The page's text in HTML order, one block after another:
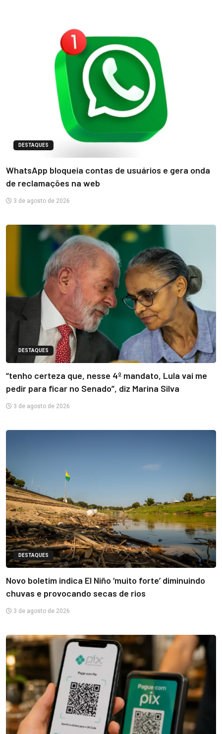
DESTAQUES
WhatsApp bloqueia contas de usuários e gera onda
de reclamações na web
3 de agosto de 2026
DESTAQUES
“tenho certeza que, nesse 4º mandato, Lula vai me
pedir para ficar no Senado”, diz Marina Silva
3 de agosto de 2026
DESTAQUES
Novo boletim indica El Niño ‘muito forte’ diminuindo
chuvas e provocando secas de rios
3 de agosto de 2026